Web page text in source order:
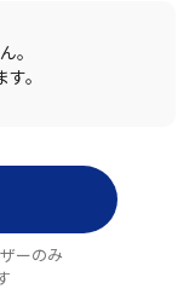
。
。
ーのみ